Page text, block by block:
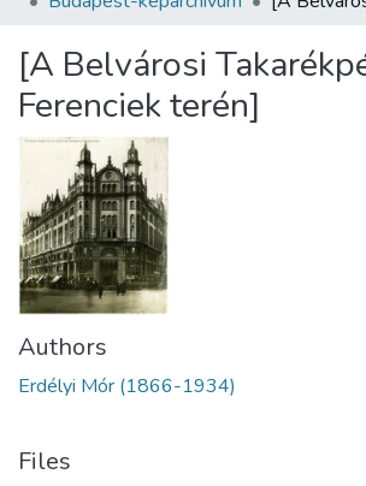
Statistics
About us
[A Belvárosi
Ferenciek terén]
Authors
Erdélyi Mór (1866-1934)
Files